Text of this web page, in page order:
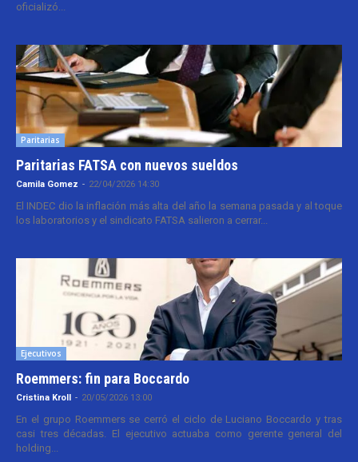
oficializó...
Paritarias
Paritarias FATSA con nuevos sueldos
Camila Gomez - 22/04/2026 14:30
El INDEC dio la inflación más alta del año la semana pasada y al toque
los laboratorios y el sindicato FATSA salieron a cerrar...
Ejecutivos
Roemmers: fin para Boccardo
Cristina Kroll - 20/05/2026 13:00
En el grupo Roemmers se cerró el ciclo de Luciano Boccardo y tras
casi tres décadas. El ejecutivo actuaba como gerente general del
holding...